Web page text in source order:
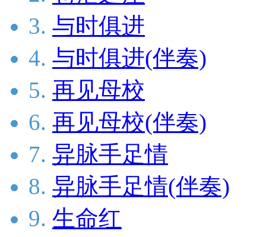
3. 与时俱进
4. 与时俱进(伴奏)
5. 再见母校
6. 再见母校(伴奏)
7. 异脉手足情
8. 异脉手足情(伴奏)
9. 生命红